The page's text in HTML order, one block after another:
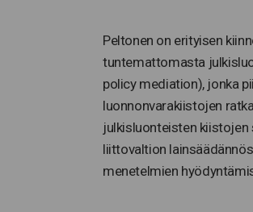
Peltonen on erityisen
tuntemattomasta
policy mediation), jonka
luonnonvarakiistojen
julkisluonteisten
liittovaltion
menetelmien